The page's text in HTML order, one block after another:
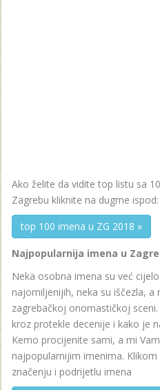
Ako želite da vidite top listu sa
Zagrebu kliknite na dugme ispod:
top 100 imena u ZG 2018 »
Najpopularnija imena u
Neka osobna imena su već
najomiljenijih, neka su iščezla, a
zagrebačkoj onomastičkoj
kroz protekle decenije i kako je
Kemo procijenite sami, a mi
najpopularnijim imenima.
značenju i podrijetlu imena